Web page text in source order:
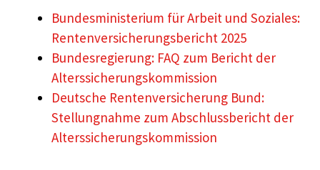
Bundesministerium für Arbeit und Soziales:
Rentenversicherungsbericht 2025
Bundesregierung: FAQ zum Bericht der
Alterssicherungskommission
Deutsche Rentenversicherung Bund:
Stellungnahme zum Abschlussbericht der
Alterssicherungskommission